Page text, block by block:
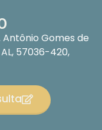
Antônio Gomes de
57036-420,